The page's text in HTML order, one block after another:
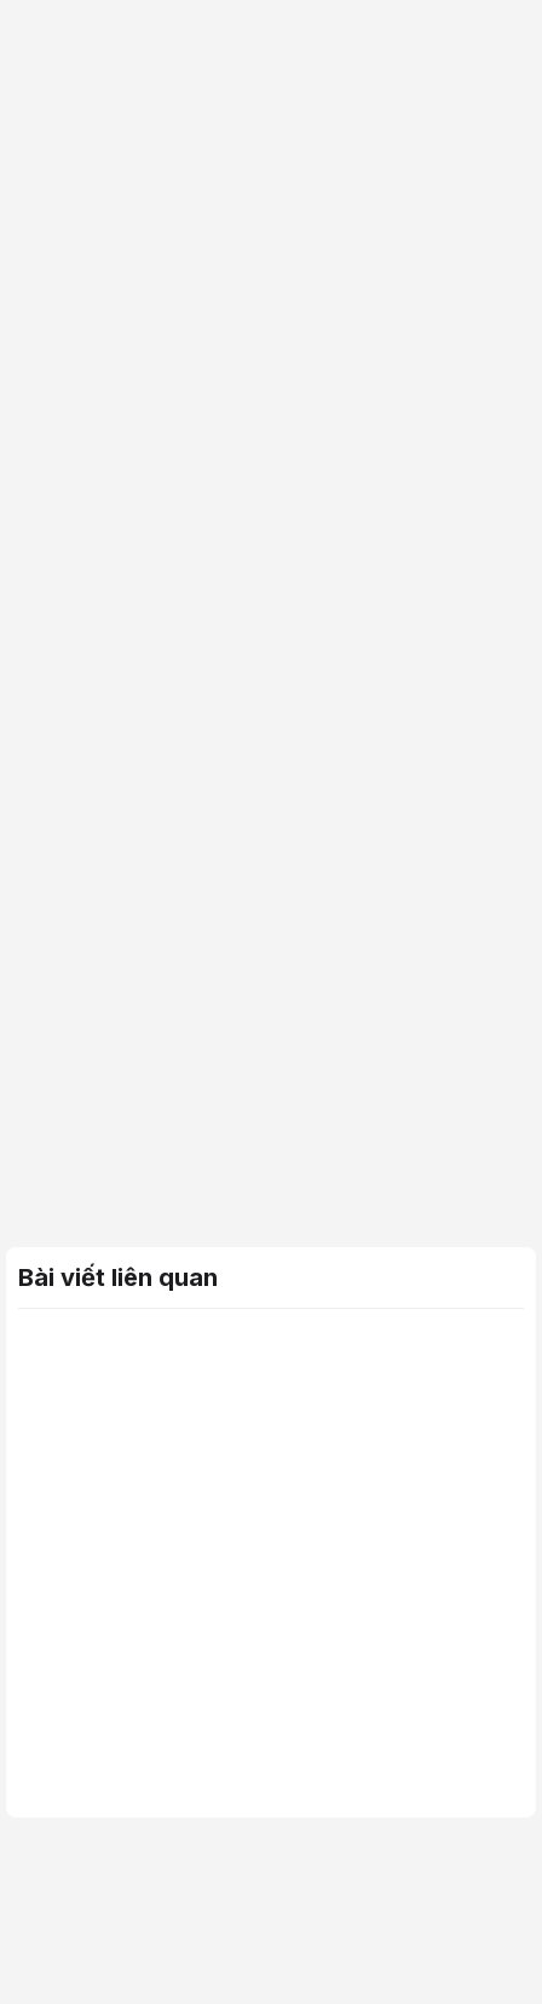
Bài viết liên quan